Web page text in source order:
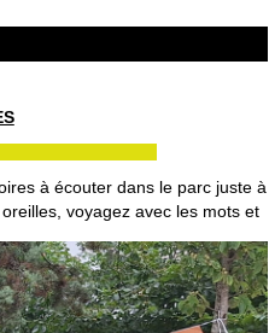
à écouter dans le parc juste à
voyagez avec les mots et